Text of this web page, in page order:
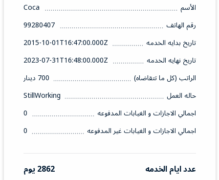
الأسم
Coca
رقم الهاتف
99280407
تاريخ بدايه الخدمه
2015-10-01T16:47:00.000Z
تاريخ نهايه الخدمه
2023-07-31T16:48:00.000Z
الراتب (كل ما تتقاضاه)
700 دينار
حاله العمل
StillWorking
اجمالي الاجازات و الغيابات المدفوعه
0
اجمالي الاجازات و الغيابات غير المدفوعه
0
عدد ايام الخدمه
2862 يوم